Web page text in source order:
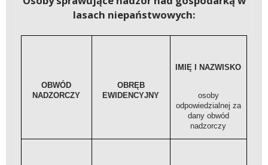
lasach niepaństwowych:
OBWÓD
NADZORCZY
OBRĘB
EWIDENCYJNY
IMIĘ I NAZWISKO
osoby
odpowiedzialnej za
dany obwód
nadzorczy